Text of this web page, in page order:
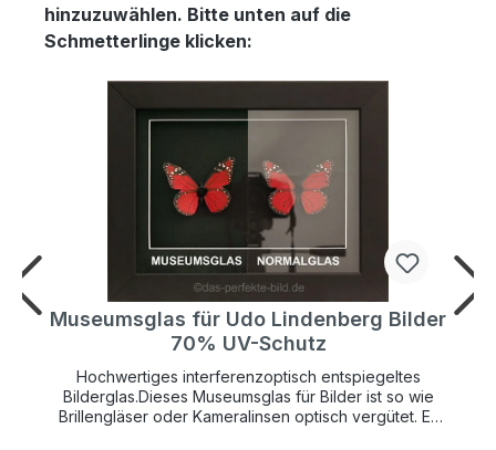
hinzuzuwählen. Bitte unten auf die
Schmetterlinge klicken:
Museumsglas für Udo Lindenberg Bilder
70% UV-Schutz
Hochwertiges interferenzoptisch entspiegeltes
Bilderglas.Dieses Museumsglas für Bilder ist so wie
Brillengläser oder Kameralinsen optisch vergütet. Es